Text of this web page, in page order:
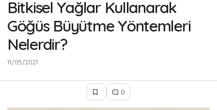
Bitkisel Yağlar Kullanarak
Göğüs Büyütme Yöntemleri
Nelerdir?
11/05/2021
0